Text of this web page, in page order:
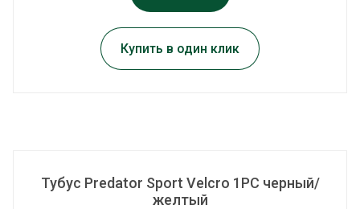
Купить в один клик
Тубус Predator Sport Velcro 1PC черный/
желтый